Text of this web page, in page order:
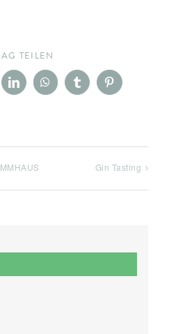
TEILEN
LinkedInWhatsAppTumblrPinterest
Gin Tasting